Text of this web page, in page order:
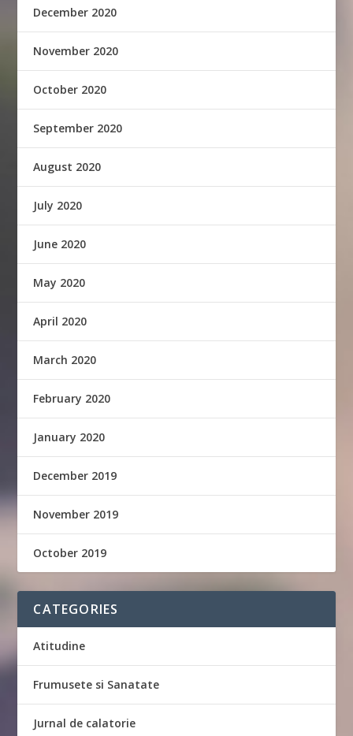
December 2020
November 2020
October 2020
September 2020
August 2020
July 2020
June 2020
May 2020
April 2020
March 2020
February 2020
January 2020
December 2019
November 2019
October 2019
CATEGORIES
Atitudine
Frumusete si Sanatate
Jurnal de calatorie